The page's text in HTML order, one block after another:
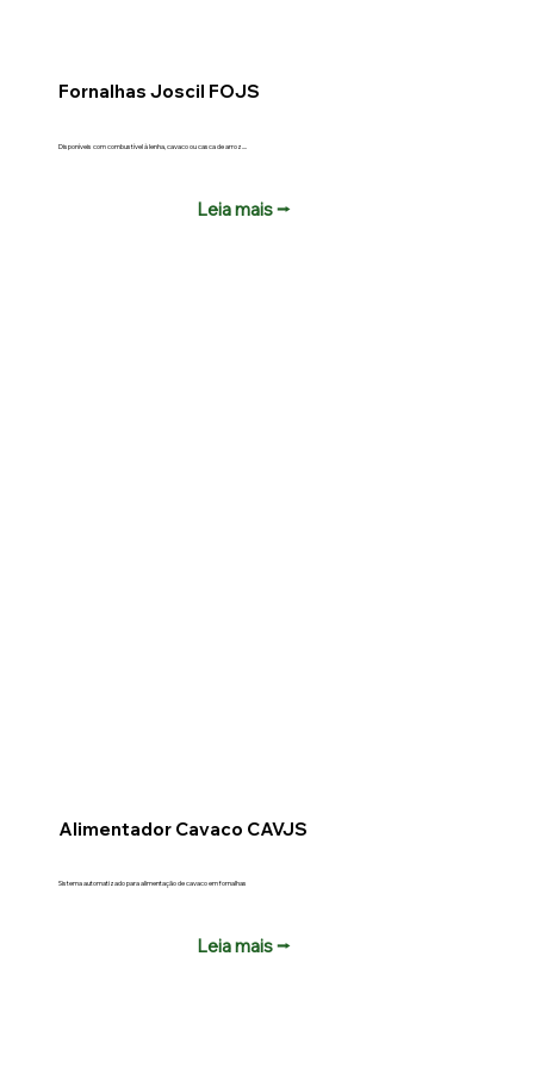
Fornalhas Joscil FOJS
Disponíveis com combustível à lenha, cavaco ou casca de arroz....
Leia mais ⭢
Alimentador Cavaco CAVJS
Sistema automatizado para alimentação de cavaco em fornalhas
Leia mais ⭢